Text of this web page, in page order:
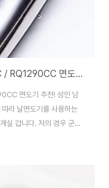
[필립스 면도기] 센소터치 RQ1280CC / RQ1290CC 면도기 추천!
면도기 추천! 성인 남
라 날면도기를 사용하는
실 겁니다. 저의 경우 군대
이 있습니다. 반면 전기
능하고 보다 섬세한 면도
깔끔하게 습식면도까지